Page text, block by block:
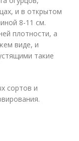
и в открытом
8-11 см.
плотности, а
виде, и
такие
сортов и